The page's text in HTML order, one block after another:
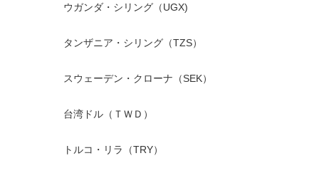
ウガンダ・シリング（UGX)
タンザニア・シリング（TZS）
スウェーデン・クローナ（SEK）
台湾ドル（ＴＷＤ）
トルコ・リラ（TRY）